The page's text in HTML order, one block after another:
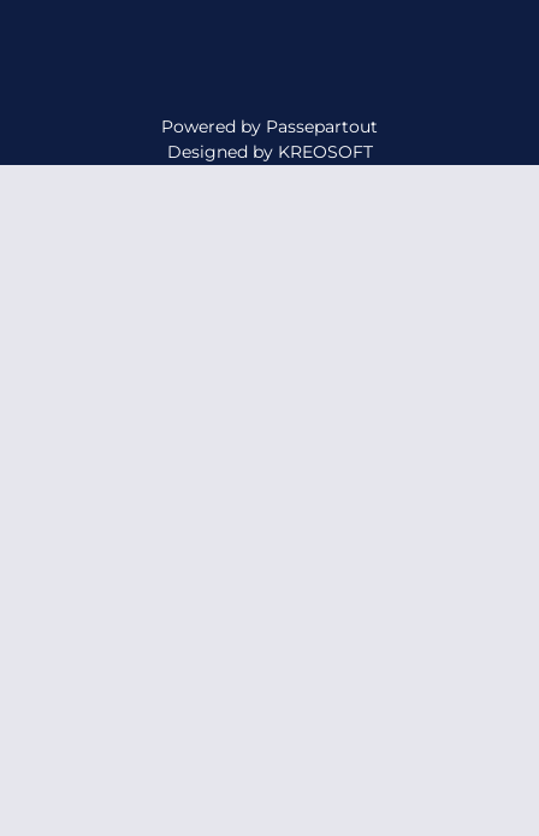
Powered by Passepartout
Designed by KREOSOFT